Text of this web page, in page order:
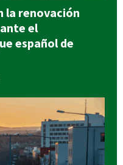
la renovación
el
español de